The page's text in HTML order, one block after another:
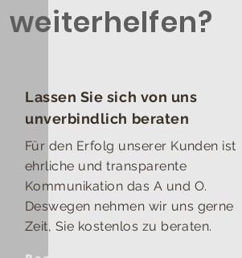
weiterhelfen?
Lassen Sie sich von uns
unverbindlich beraten
Für den Erfolg unserer Kunden ist
ehrliche und transparente
Kommunikation das A und O.
Deswegen nehmen wir uns gerne
Zeit, Sie kostenlos zu beraten.